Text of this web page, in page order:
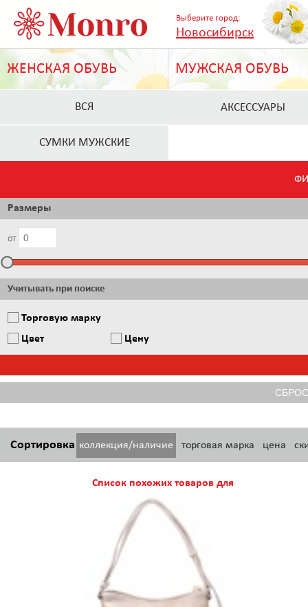
Выберите город:
Новосибирск
ЖЕНСКАЯ ОБУВЬ МУЖСКАЯ ОБУВЬ
ВСЯ АКСЕССУАРЫ
СУМКИ МУЖСКИЕ
Размеры
от
Учитывать при поиске
Торговую марку
Цвет
Цену
Сортировка коллекция/наличие торговая марка цена
Список похожих товаров для